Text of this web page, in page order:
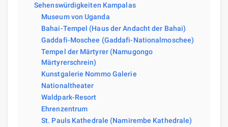
Sehenswürdigkeiten Kampalas
Museum von Uganda
Bahai-Tempel (Haus der Andacht der Bahai)
Gaddafi-Moschee (Gaddafi-Nationalmoschee)
Tempel der Märtyrer (Namugongo
Märtyrerschrein)
Kunstgalerie Nommo Galerie
Nationaltheater
Waldpark-Resort
Ehrenzentrum
St. Pauls Kathedrale (Namirembe Kathedrale)